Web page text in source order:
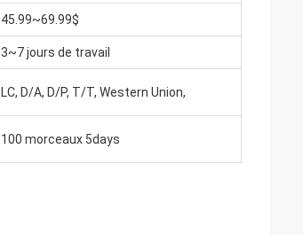
45.99~69.99$
3~7 jours de travail
LC, D/A, D/P, T/T, Western Union,
100 morceaux 5days